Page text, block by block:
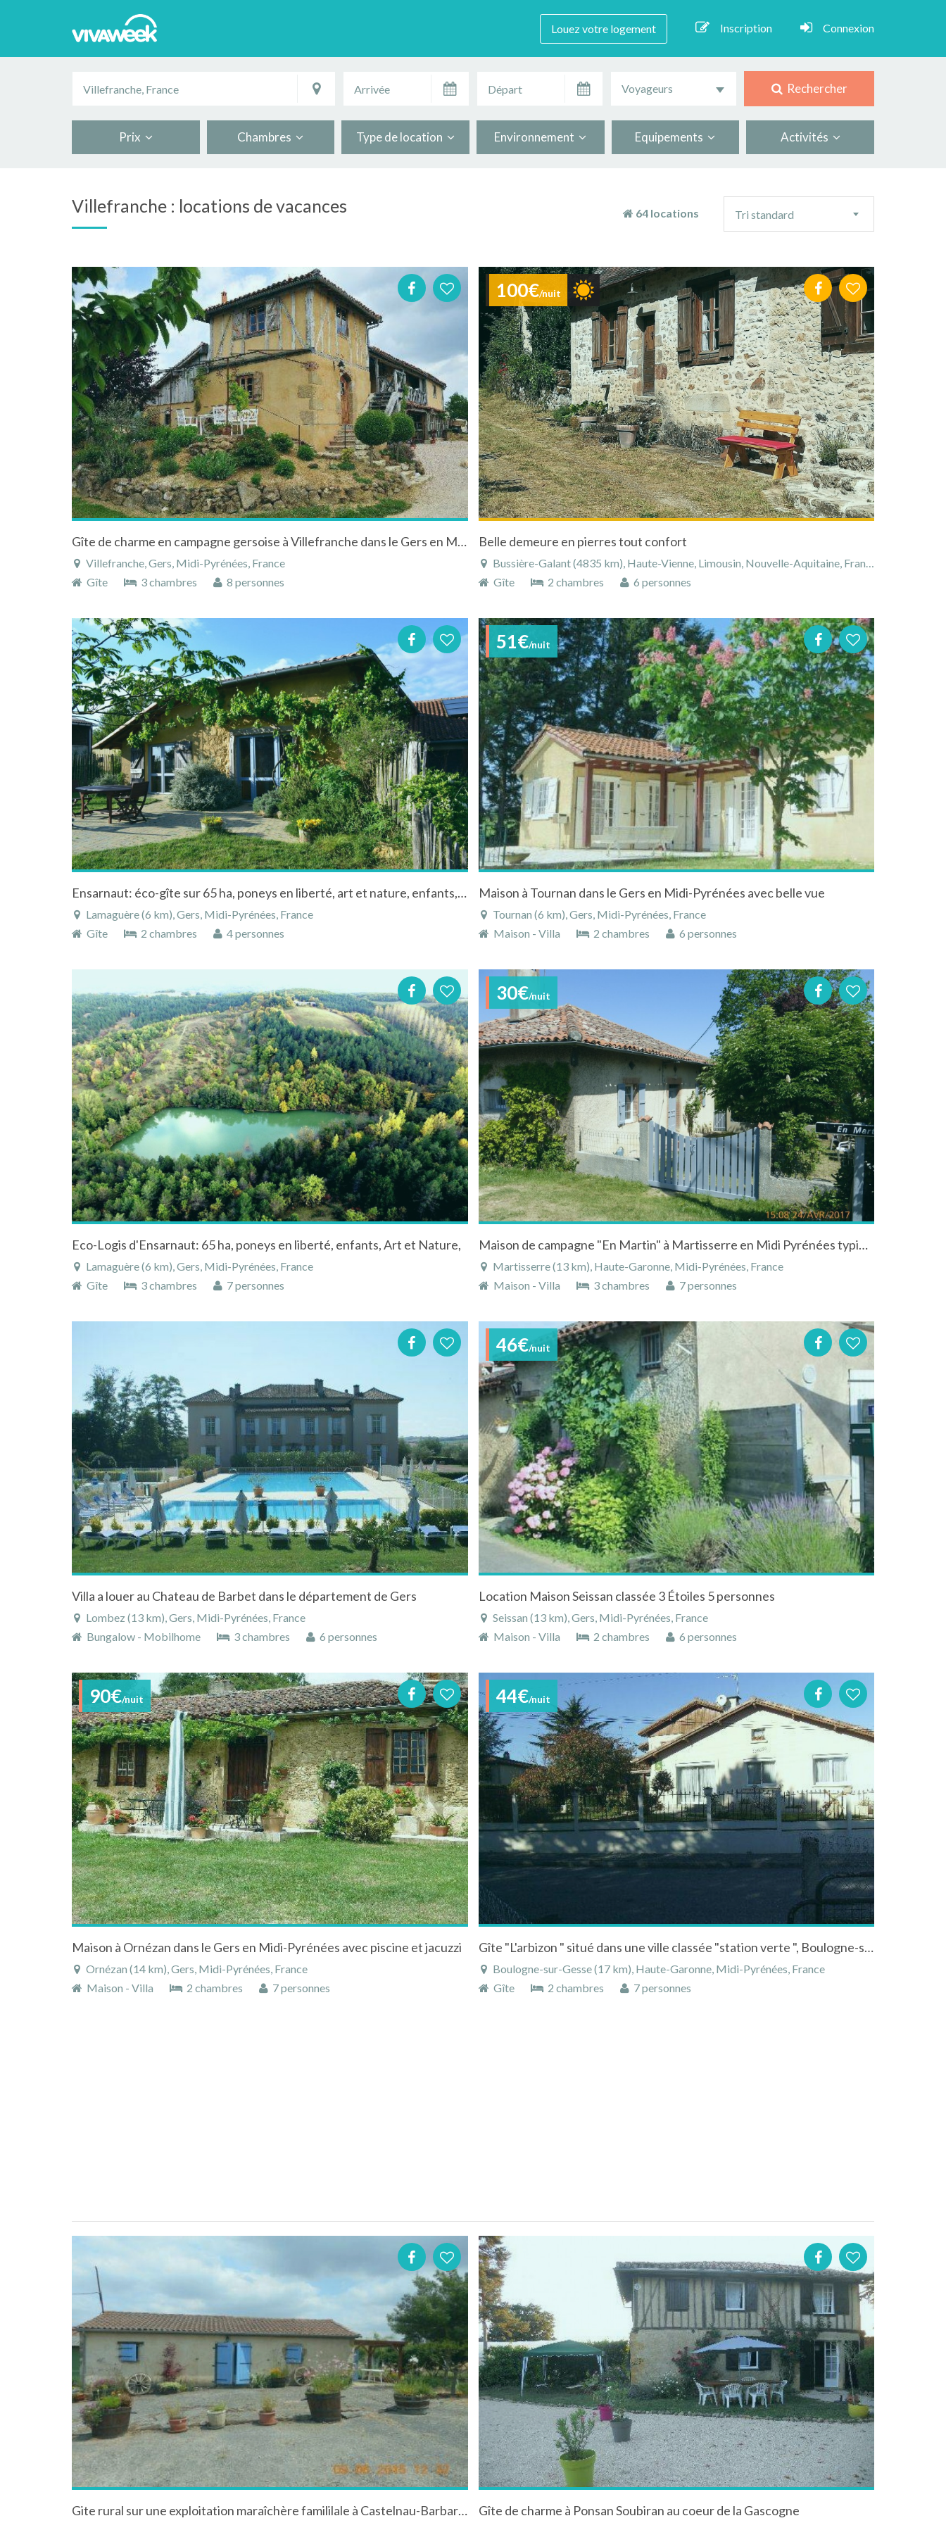
Louez votre logement Inscription Connexion
Voyageurs Rechercher
Prix Chambres Type de location Environnement Equipements Activités
Villefranche : locations de vacances 64 locations
tri
Tri standard
Gîte de charme en campagne gersoise à Villefranche dans le Gers en Midi-Pyrénées
Villefranche, Gers, Midi-Pyrénées, France
Gîte
3 chambres 8 personnes
100€/nuit
Belle demeure en pierres tout confort
Bussière-Galant (4835 km), Haute-Vienne, Limousin, Nouvelle-Aquitaine, France
Gîte
2 chambres 6 personnes
Ensarnaut: éco-gîte sur 65 ha, poneys en liberté, art et nature, enfants, calme absolu, randonnée, reconnexion à la nature,
Lamaguère (6 km), Gers, Midi-Pyrénées, France
Gîte
2 chambres 4 personnes
51€/nuit
Maison à Tournan dans le Gers en Midi-Pyrénées avec belle vue
Tournan (6 km), Gers, Midi-Pyrénées, France
Maison - Villa
2 chambres 6 personnes
Eco-Logis d'Ensarnaut: 65 ha, poneys en liberté, enfants, Art et Nature,
Lamaguère (6 km), Gers, Midi-Pyrénées, France
Gîte
3 chambres 7 personnes
30€/nuit
Maison de campagne "En Martin" à Martisserre en Midi Pyrénées typique de Gascogne
Martisserre (13 km), Haute-Garonne, Midi-Pyrénées, France
Maison - Villa
3 chambres 7 personnes
Villa a louer au Chateau de Barbet dans le département de Gers
Lombez (13 km), Gers, Midi-Pyrénées, France
Bungalow - Mobilhome
3 chambres 6 personnes
46€/nuit
Location Maison Seissan classée 3 Étoiles 5 personnes
Seissan (13 km), Gers, Midi-Pyrénées, France
Maison - Villa
2 chambres 6 personnes
90€/nuit
Maison à Ornézan dans le Gers en Midi-Pyrénées avec piscine et jacuzzi
Ornézan (14 km), Gers, Midi-Pyrénées, France
Maison - Villa
2 chambres 7 personnes
44€/nuit
Gîte "L'arbizon " situé dans une ville classée "station verte ", Boulogne-sur-Gesse, Haute-Garonne
Boulogne-sur-Gesse (17 km), Haute-Garonne, Midi-Pyrénées, France
Gîte
2 chambres 7 personnes
Gite rural sur une exploitation maraîchère famililale à Castelnau-Barbarens dans le Gers Gîte de charme à Ponsan Soubiran au coeur de la Gascogne